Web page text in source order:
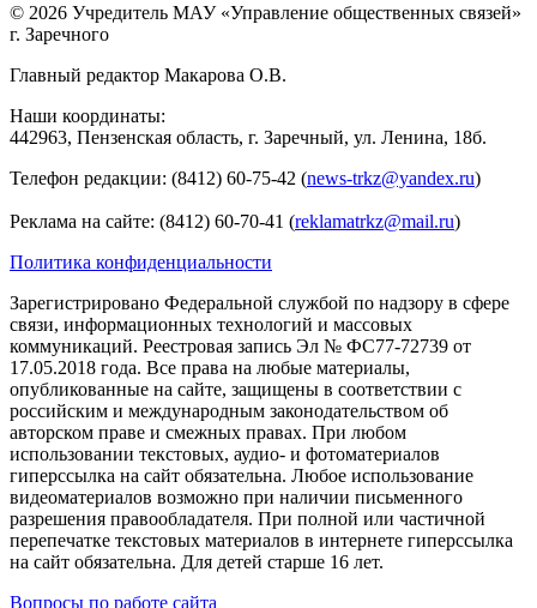
© 2026 Учредитель МАУ «Управление общественных связей»
г. Заречного
Главный редактор Макарова О.В.
Наши координаты:
442963, Пензенская область, г. Заречный, ул. Ленина, 18б.
Телефон редакции: (8412) 60-75-42 (news-trkz@yandex.ru)
Реклама на сайте: (8412) 60-70-41 (reklamatrkz@mail.ru)
Политика конфиденциальности
Зарегистрировано Федеральной службой по надзору в сфере
связи, информационных технологий и массовых
коммуникаций. Реестровая запись Эл № ФС77-72739 от
17.05.2018 года. Все права на любые материалы,
опубликованные на сайте, защищены в соответствии с
российским и международным законодательством об
авторском праве и смежных правах. При любом
использовании текстовых, аудио- и фотоматериалов
гиперссылка на сайт обязательна. Любое использование
видеоматериалов возможно при наличии письменного
разрешения правообладателя. При полной или частичной
перепечатке текстовых материалов в интернете гиперссылка
на сайт обязательна. Для детей старше 16 лет.
Вопросы по работе сайта